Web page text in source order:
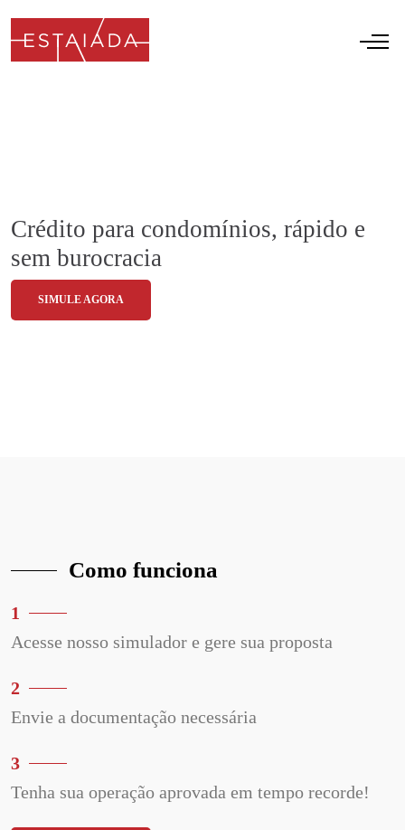
Crédito para condomínios, rápido e
sem burocracia
SIMULE AGORA
Como funciona
1
Acesse nosso simulador e gere sua proposta
2
Envie a documentação necessária
3
Tenha sua operação aprovada em tempo recorde!